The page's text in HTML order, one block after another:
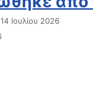
Ιουλίου 2026